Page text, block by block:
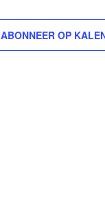
ABONNEER OP